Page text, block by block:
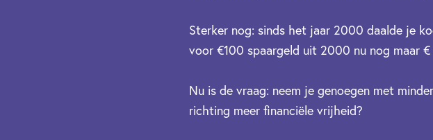
Sterker nog: sinds het jaar 2000 daalde je
voor €100 spaargeld uit 2000 nu nog maar €
Nu is de vraag: neem je genoegen met
richting meer financiële vrijheid?